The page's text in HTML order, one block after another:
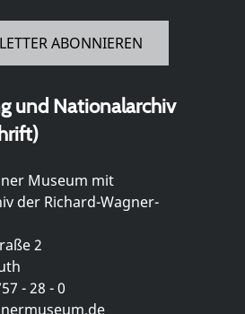
ABONNIEREN
und Nationalarchiv
Museum mit
der Richard-Wagner-
2
- 28 - 0